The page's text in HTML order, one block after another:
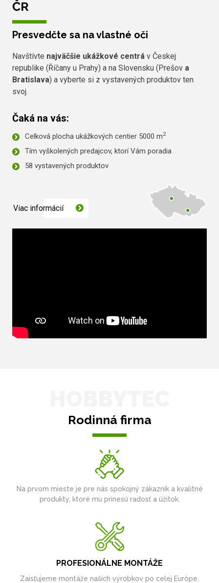
ČR
Presvedčte sa na vlastné oči
Navštívte najväčšie ukážkové centrá v Českej
republike (Říčany u Prahy) a na Slovensku (Prešov a
Bratislava) a vyberte si z vystavených produktov ten
svoj.
Čaká na vás:
Celková plocha ukážkových centier 5000 m2
Tím vyškolených predajcov, ktorí Vám poradia
58 vystavených produktov
Viac informácií
Rodinná firma
Na prvom mieste je pre nás spokojný zákazník a kvalitné
produkty, ktoré mu prinesú radosť a úžitok.
PROFESIONÁLNE MONTÁŽE
Zaisťujeme montáže našich výrobkov po celej Európe.